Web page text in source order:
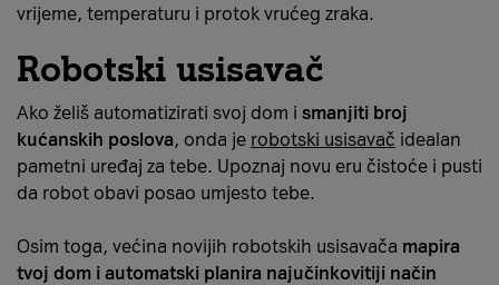
vrijeme, temperaturu i protok vrućeg zraka.
Robotski usisavač
Ako želiš automatizirati svoj dom i smanjiti broj
kućanskih poslova, onda je robotski usisavač idealan
pametni uređaj za tebe. Upoznaj novu eru čistoće i pusti
da robot obavi posao umjesto tebe.
Osim toga, većina novijih robotskih usisavača mapira
tvoj dom i automatski planira najučinkovitiji način